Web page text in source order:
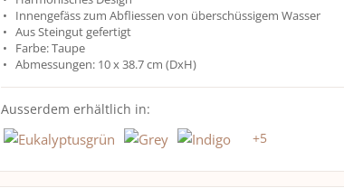
Innengefäss zum Abfliessen von überschüssigem Wasser
Aus Steingut gefertigt
Farbe: Taupe
Abmessungen: 10 x 38.7 cm (DxH)
Ausserdem erhältlich in:
+5